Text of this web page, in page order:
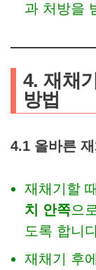
과 처방을
4. 재채
방법
4.1 올바른
재채기할
치 안쪽으
도록 합니
재채기 후